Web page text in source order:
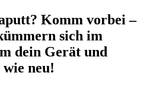
Komm vorbei –
sich im
dein Gerät und
wie neu!